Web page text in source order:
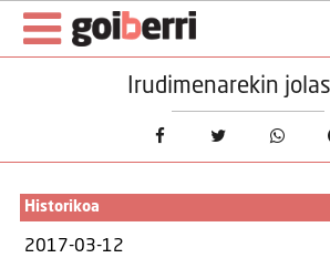
Irudimenarekin
Historikoa
2017-03-12